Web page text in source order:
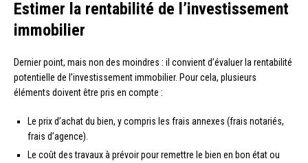
Estimer la rentabilité de l’investissement
immobilier
Dernier point, mais non des moindres : il convient d’évaluer la rentabilité
potentielle de l’investissement immobilier. Pour cela, plusieurs
éléments doivent être pris en compte :
Le prix d’achat du bien, y compris les frais annexes (frais notariés,
frais d’agence).
Le coût des travaux à prévoir pour remettre le bien en bon état ou